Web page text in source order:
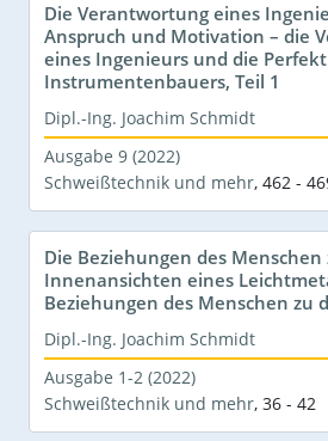
Die Verantwortung eines
Anspruch und Motivation – die
eines Ingenieurs und die
Instrumentenbauers, Teil 1
Dipl.-Ing. Joachim Schmidt
Ausgabe 9 (2022)
Schweißtechnik und mehr, 462 -
Die Beziehungen des
Innenansichten eines
Beziehungen des Menschen zu
Dipl.-Ing. Joachim Schmidt
Ausgabe 1-2 (2022)
Schweißtechnik und mehr, 36 - 42